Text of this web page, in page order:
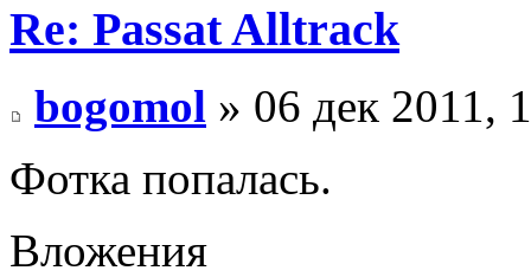
Re: Passat Alltrack
bogomol » 06 дек 2011,
Фотка попалась.
Вложения